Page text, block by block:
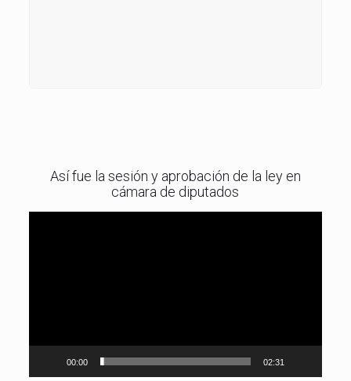
Así fue la sesión y aprobación de la ley en
cámara de diputados
00:00 02:31